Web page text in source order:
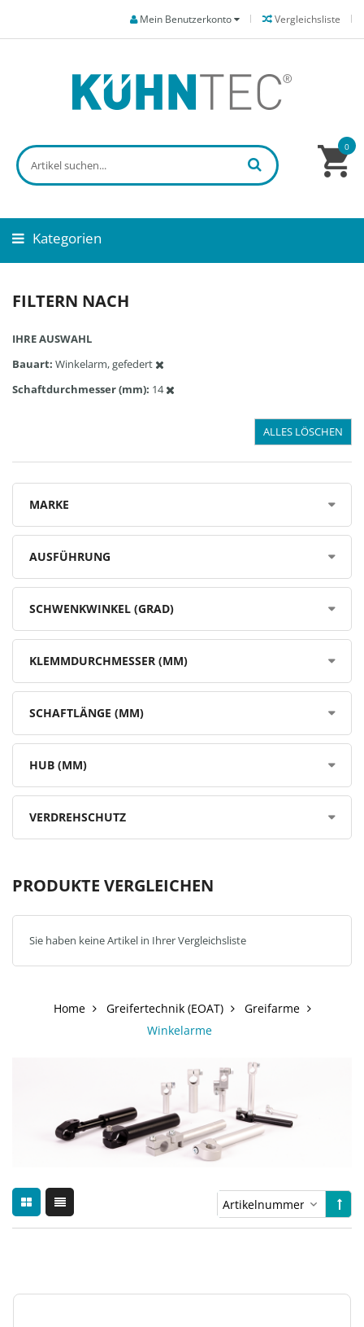
Vergleichsliste
Mein Benutzerkonto
0
Kategorien
FILTERN NACH
IHRE AUSWAHL
Bauart Winkelarm, gefedert
Schaftdurchmesser (mm) 14
ALLES LÖSCHEN
MARKE
AUSFÜHRUNG
SCHWENKWINKEL (GRAD)
KLEMMDURCHMESSER (MM)
SCHAFTLÄNGE (MM)
HUB (MM)
VERDREHSCHUTZ
PRODUKTE VERGLEICHEN
Sie haben keine Artikel in Ihrer Vergleichsliste
Home Greifertechnik (EOAT)
Greifarme
Winkelarme